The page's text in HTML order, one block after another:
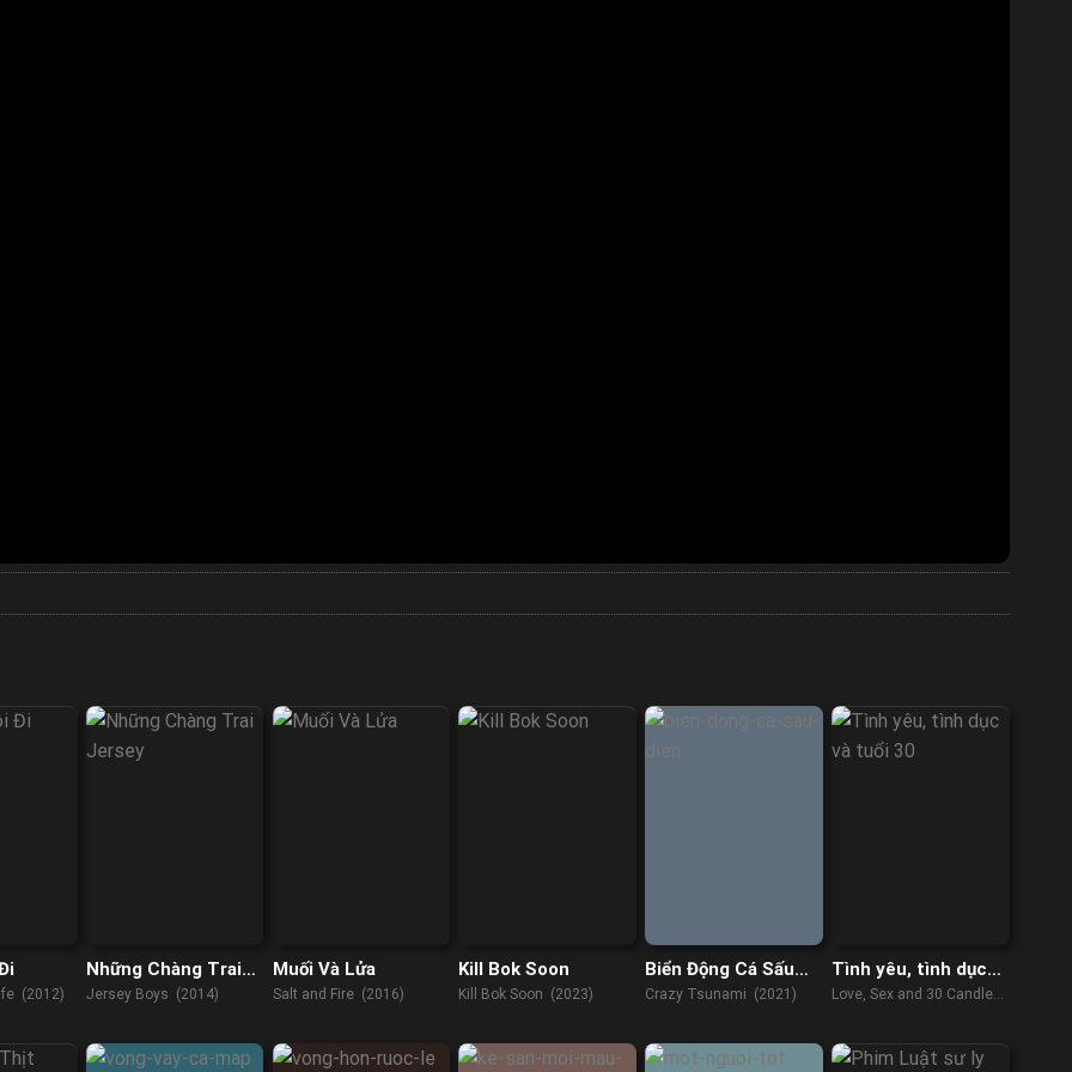
(2012)
Những Chàng Trai
Jersey
Jersey Boys (2014)
Muối Và Lửa
Salt and Fire (2016)
Kill Bok Soon
Kill Bok Soon (2023)
Biển Động Cá Sấu
Điên
Crazy Tsunami (2021)
Tình yêu, tình dục
và tuổi 30
Love, Sex and 30 Candles